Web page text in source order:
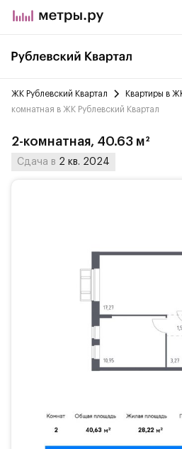
ЖК Рублевский Квартал Квартиры в
комнатная в ЖК Рублевский Квартал
2-комнатная, 40.63 м²
Сдача в 2 кв. 2024